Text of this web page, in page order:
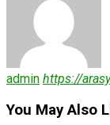
admin https://
You May Also